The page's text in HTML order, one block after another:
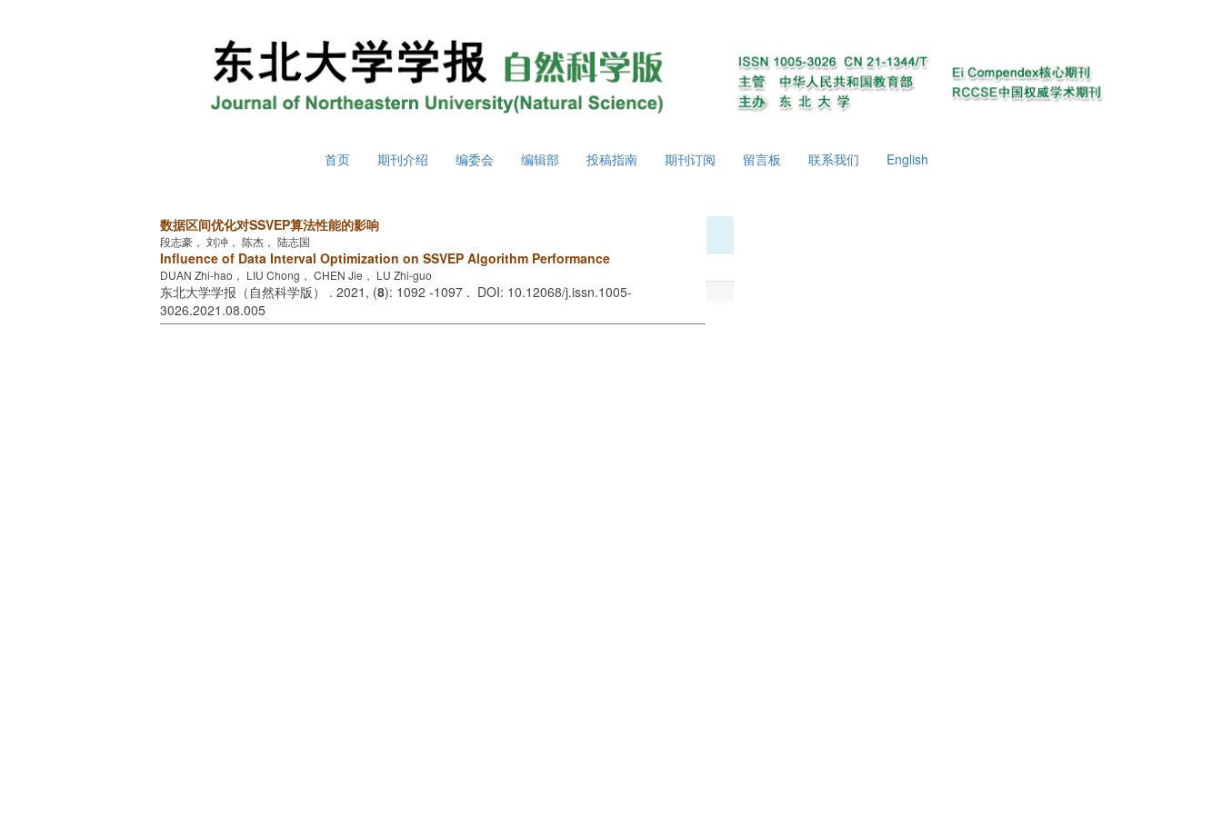
首页 期刊介绍 编委会 编辑部 投稿指南 期刊订阅 留言板 联系我们 English
数据区间优化对SSVEP算法性能的影响
段志豪， 刘冲， 陈杰， 陆志国
Influence of Data Interval Optimization on SSVEP Algorithm Performance
DUAN Zhi-hao， LIU Chong， CHEN Jie， LU Zhi-guo
东北大学学报（自然科学版） . 2021, (8): 1092 -1097 . DOI: 10.12068/j.issn.1005-
3026.2021.08.005